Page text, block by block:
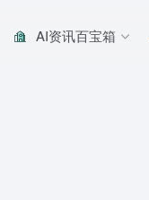
AI资讯百宝箱